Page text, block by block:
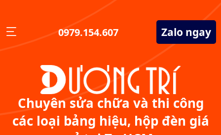
0979.154.607 Zalo ngay
Chuyên sửa chữa và thi công
các loại bảng hiệu, hộp đèn giá